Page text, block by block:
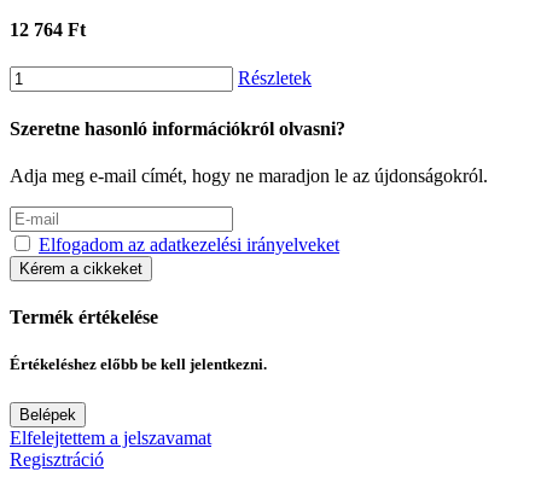
12 764 Ft
Részletek
Szeretne hasonló információkról olvasni?
Adja meg e-mail címét, hogy ne maradjon le az újdonságokról.
Elfogadom az adatkezelési irányelveket
Kérem a cikkeket
Termék értékelése
Értékeléshez előbb be kell jelentkezni.
Belépek
Elfelejtettem a jelszavamat
Regisztráció